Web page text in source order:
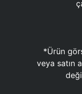
*Ürün
veya satın